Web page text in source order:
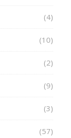
(4)
(10)
(2)
(9)
(3)
(57)